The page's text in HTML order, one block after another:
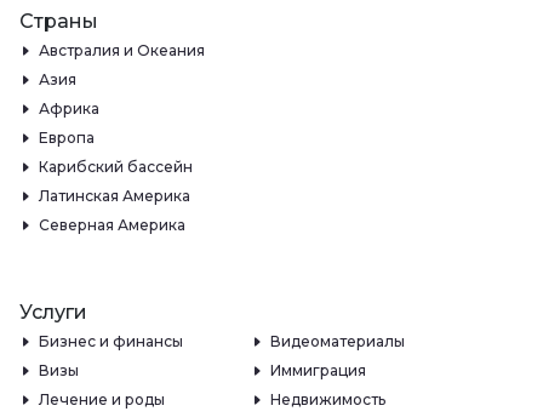
Страны
Австралия и Океания
Азия
Африка
Европа
Карибский бассейн
Латинская Америка
Северная Америка
Услуги
Бизнес и финансы
Видеоматериалы
Визы
Иммиграция
Лечение и роды
Недвижимость